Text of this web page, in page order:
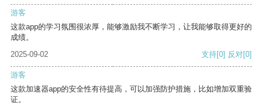
游客
这款app的学习氛围很浓厚，能够激励我不断学习，让我能够取得更好的
成绩。
2025-09-02
支持[0] 反对[0]
游客
这款加速器app的安全性有待提高，可以加强防护措施，比如增加双重验
证。